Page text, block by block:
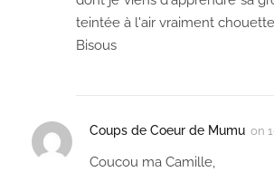
teintée à l'air vraiment
Bisous
Coups de Coeur de Mumu on
Coucou ma Camille,